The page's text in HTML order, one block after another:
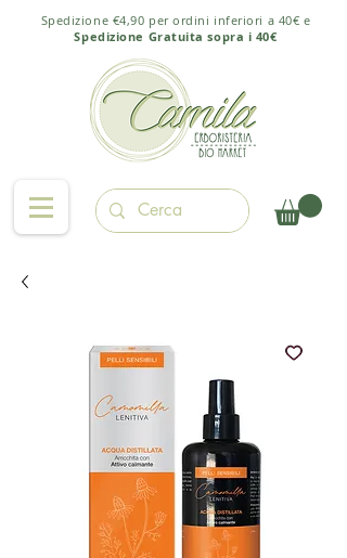
Spedizione €4,90 per ordini inferiori a 40€ e
Spedizione Gratuita sopra i 40€